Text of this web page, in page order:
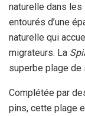
naturelle dans
entourés d’une
naturelle qui
migrateurs. La
superbe plage de
Complétée par
pins, cette plage